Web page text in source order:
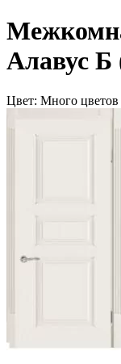
Алавус
Цвет: Много